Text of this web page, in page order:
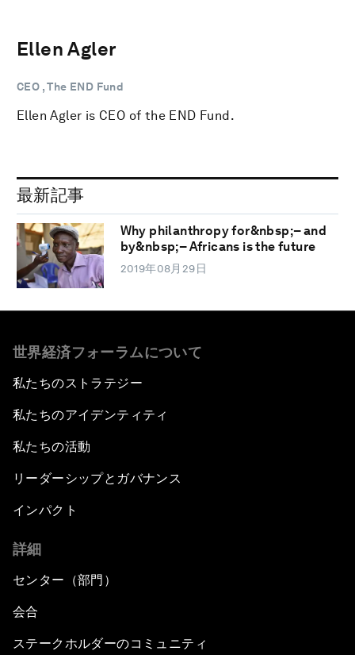
Ellen Agler
CEO , The END Fund
Ellen Agler is CEO of the END Fund.
最新記事
Why philanthropy for&nbsp;– and
by&nbsp;– Africans is the future
2019年08月29日
世界経済フォーラムについて
私たちのストラテジー
私たちのアイデンティティ
私たちの活動
リーダーシップとガバナンス
インパクト
詳細
センター（部門）
会合
ステークホルダーのコミュニティ